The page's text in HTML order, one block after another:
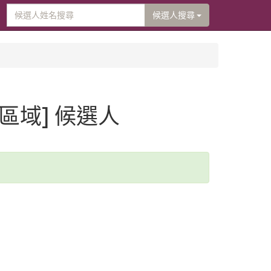
候選人搜尋
域] 候選人